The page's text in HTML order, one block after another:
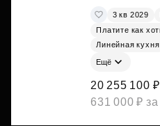
3 кв 2029
Платите как
Линейная кухня
Ещё
20 255 100 ₽
631 000 ₽ за